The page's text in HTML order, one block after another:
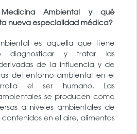
Ambiental y qué
nueva especialidad médica?
es aquella que tiene
diagnosticar y tratar las
de la influencia y de
del entorno ambiental en el
el ser humano. Las
se producen como
a niveles ambientales de
en el aire, alimentos